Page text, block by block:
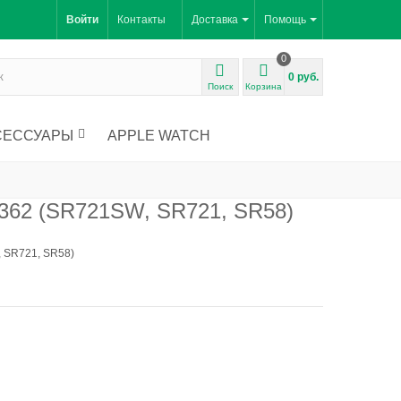
Помощь
Доставка
Контакты
Войти
Поиск Корзина
0
0 руб.
APPLE WATCH
(SR721SW, SR721, SR58)
SR721, SR58)